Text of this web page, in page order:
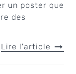
un poster que
des
Lire l'article